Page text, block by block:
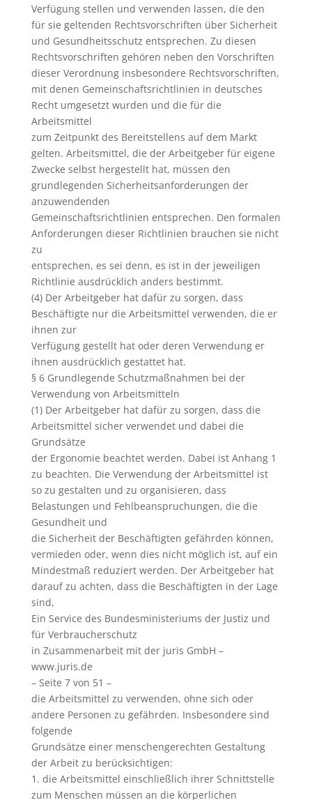
Verfügung stellen und verwenden lassen, die den
für sie geltenden Rechtsvorschriften über Sicherheit
und Gesundheitsschutz entsprechen. Zu diesen
Rechtsvorschriften gehören neben den Vorschriften
dieser Verordnung insbesondere Rechtsvorschriften,
mit denen Gemeinschaftsrichtlinien in deutsches
Recht umgesetzt wurden und die für die
Arbeitsmittel
zum Zeitpunkt des Bereitstellens auf dem Markt
gelten. Arbeitsmittel, die der Arbeitgeber für eigene
Zwecke selbst hergestellt hat, müssen den
grundlegenden Sicherheitsanforderungen der
anzuwendenden
Gemeinschaftsrichtlinien entsprechen. Den formalen
Anforderungen dieser Richtlinien brauchen sie nicht
zu
entsprechen, es sei denn, es ist in der jeweiligen
Richtlinie ausdrücklich anders bestimmt.
(4) Der Arbeitgeber hat dafür zu sorgen, dass
Beschäftigte nur die Arbeitsmittel verwenden, die er
ihnen zur
Verfügung gestellt hat oder deren Verwendung er
ihnen ausdrücklich gestattet hat.
§ 6 Grundlegende Schutzmaßnahmen bei der
Verwendung von Arbeitsmitteln
(1) Der Arbeitgeber hat dafür zu sorgen, dass die
Arbeitsmittel sicher verwendet und dabei die
Grundsätze
der Ergonomie beachtet werden. Dabei ist Anhang 1
zu beachten. Die Verwendung der Arbeitsmittel ist
so zu gestalten und zu organisieren, dass
Belastungen und Fehlbeanspruchungen, die die
Gesundheit und
die Sicherheit der Beschäftigten gefährden können,
vermieden oder, wenn dies nicht möglich ist, auf ein
Mindestmaß reduziert werden. Der Arbeitgeber hat
darauf zu achten, dass die Beschäftigten in der Lage
sind,
Ein Service des Bundesministeriums der Justiz und
für Verbraucherschutz
in Zusammenarbeit mit der juris GmbH –
www.juris.de
– Seite 7 von 51 –
die Arbeitsmittel zu verwenden, ohne sich oder
andere Personen zu gefährden. Insbesondere sind
folgende
Grundsätze einer menschengerechten Gestaltung
der Arbeit zu berücksichtigen:
1. die Arbeitsmittel einschließlich ihrer Schnittstelle
zum Menschen müssen an die körperlichen